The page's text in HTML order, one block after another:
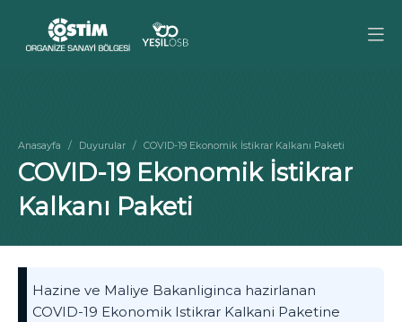
Anasayfa Duyurular COVID-19 Ekonomik İstikrar Kalkanı Paketi
COVID-19 Ekonomik İstikrar
Kalkanı Paketi
Hazine ve Maliye Bakanliginca hazirlanan
COVID-19 Ekonomik Istikrar Kalkani Paketine